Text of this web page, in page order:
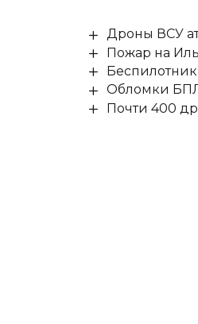
Дроны ВСУ
Пожар на
Обломки
Почти 400